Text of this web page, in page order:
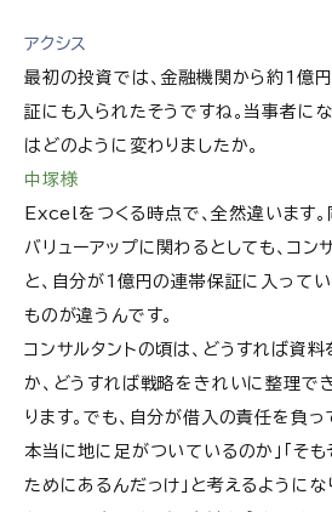
アクシス
最初の投資では、金融機関から約1億
証にも入られたそうですね。当事者に
はどのように変わりましたか。
中塚様
Excelをつくる時点で、全然違います
バリューアップに関わるとしても、コン
と、自分が1億円の連帯保証に入って
ものが違うんです。
コンサルタントの頃は、どうすれば資
か、どうすれば戦略をきれいに整理で
ります。でも、自分が借入の責任を負っ
本当に地に足がついているのか」「そ
ためにあるんだっけ」と考えるようにな